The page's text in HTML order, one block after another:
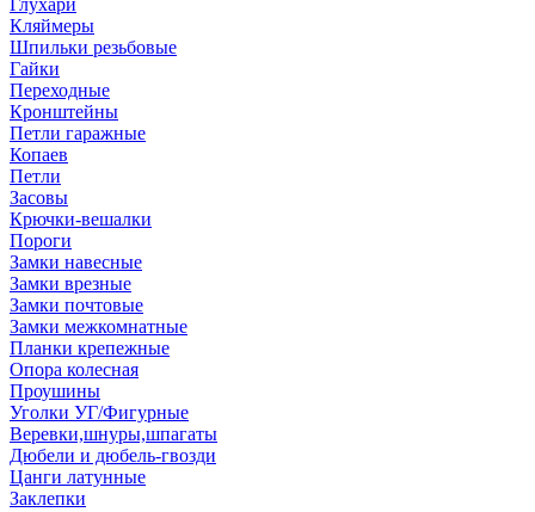
Глухари
Кляймеры
Шпильки резьбовые
Гайки
Переходные
Кронштейны
Петли гаражные
Копаев
Петли
Засовы
Крючки-вешалки
Пороги
Замки навесные
Замки врезные
Замки почтовые
Замки межкомнатные
Планки крепежные
Опора колесная
Проушины
Уголки УГ/Фигурные
Веревки,шнуры,шпагаты
Дюбели и дюбель-гвозди
Цанги латунные
Заклепки